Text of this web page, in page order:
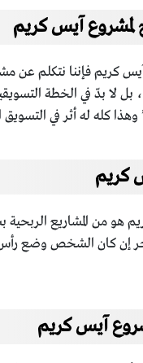
آيس كريم
كريم فإننا نتكلم عن
بل لا بدّ في الخطة
وهذا كله له أثر في
كريم
هو من المشاريع
آيس كريم